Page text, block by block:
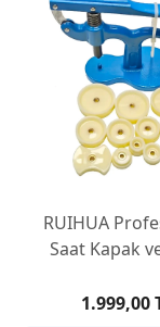
RUIHUA
Saat Kapak
Adet Çizmez
1.999,00